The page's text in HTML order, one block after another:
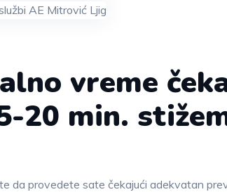
vreme
20 min.
da provedete sate čekajući adekvatan